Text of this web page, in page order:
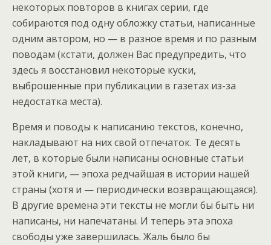
некоторых повторов в книгах серии, где
собираются под одну обложку статьи, написанные
одним автором, но — в разное время и по разным
поводам (кстати, должен Вас предупредить, что
здесь я восстановил некоторые куски,
выброшенные при публикации в газетах из-за
недостатка места).
Время и поводы к написанию текстов, конечно,
накладывают на них свой отпечаток. Те десять
лет, в которые были написаны основные статьи
этой книги, — эпоха редчайшая в истории нашей
страны (хотя и — периодически возвращающаяся).
В другие времена эти тексты не могли бы быть ни
написаны, ни напечатаны. И теперь эта эпоха
свободы уже завершилась. Жаль было бы